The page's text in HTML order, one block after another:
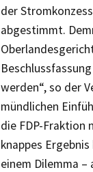
der
abgestimmt.
werden“, so der
mündlichen
die FDP-Fraktion
knappes
einem Dilemma –